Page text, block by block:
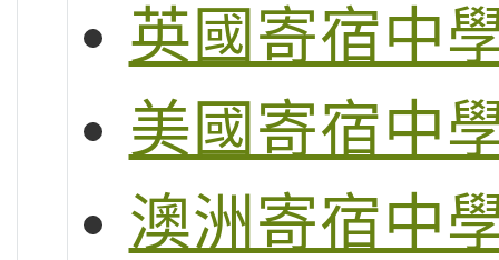
英國寄宿中
美國寄宿中
澳洲寄宿中